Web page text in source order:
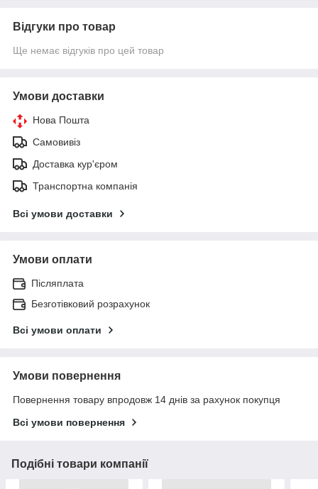
Відгуки про товар
Ще немає відгуків про цей товар
Умови доставки
Нова Пошта
Самовивіз
Доставка кур'єром
Транспортна компанія
Всі умови доставки
Умови оплати
Післяплата
Безготівковий розрахунок
Всі умови оплати
Умови повернення
Повернення товару впродовж 14 днів за рахунок покупця
Всі умови повернення
Подібні товари компанії